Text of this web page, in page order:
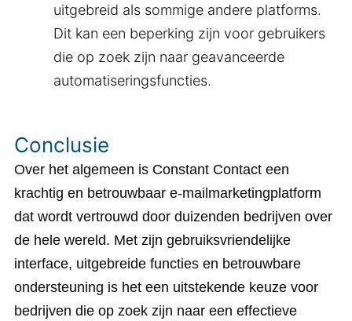
uitgebreid als sommige andere platforms.
Dit kan een beperking zijn voor gebruikers
die op zoek zijn naar geavanceerde
automatiseringsfuncties.
Conclusie
Over het algemeen is Constant Contact een
krachtig en betrouwbaar e-mailmarketingplatform
dat wordt vertrouwd door duizenden bedrijven over
de hele wereld. Met zijn gebruiksvriendelijke
interface, uitgebreide functies en betrouwbare
ondersteuning is het een uitstekende keuze voor
bedrijven die op zoek zijn naar een effectieve